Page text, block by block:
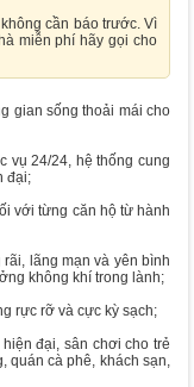
cần báo trước. Vì
miễn phí hãy gọi cho
gian sống thoải mái cho
vụ 24/24, hệ thống cung
đại;
với từng căn hộ từ hành
lãng mạn và yên bình
không khí trong lành;
rực rỡ và cực kỳ sạch;
đại, sân chơi cho trẻ
quán cà phê, khách sạn,